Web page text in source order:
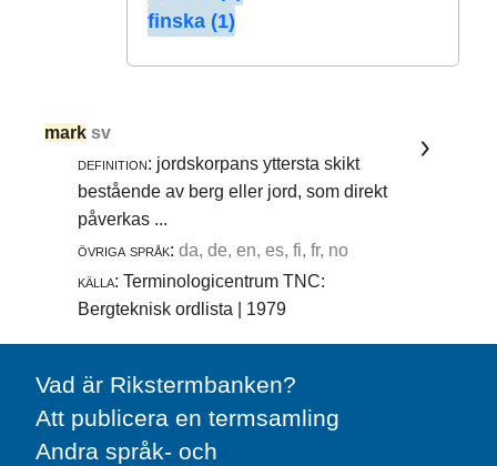
finska (1)
mark sv
definition: jordskorpans yttersta skikt
bestående av berg eller jord, som direkt
påverkas ...
övriga språk: da, de, en, es, fi, fr, no
källa: Terminologicentrum TNC:
Bergteknisk ordlista | 1979
Vad är Rikstermbanken?
Att publicera en termsamling
Andra språk- och